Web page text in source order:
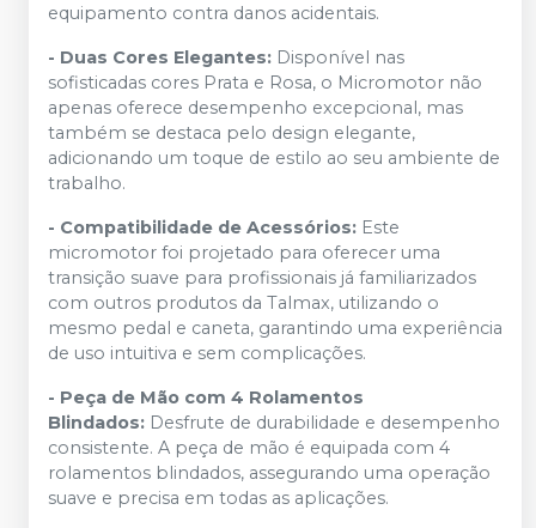
equipamento contra danos acidentais.
- Duas Cores Elegantes: Disponível nas
sofisticadas cores Prata e Rosa, o Micromotor não
apenas oferece desempenho excepcional, mas
também se destaca pelo design elegante,
adicionando um toque de estilo ao seu ambiente de
trabalho.
- Compatibilidade de Acessórios: Este
micromotor foi projetado para oferecer uma
transição suave para profissionais já familiarizados
com outros produtos da Talmax, utilizando o
mesmo pedal e caneta, garantindo uma experiência
de uso intuitiva e sem complicações.
- Peça de Mão com 4 Rolamentos
Blindados: Desfrute de durabilidade e desempenho
consistente. A peça de mão é equipada com 4
rolamentos blindados, assegurando uma operação
suave e precisa em todas as aplicações.